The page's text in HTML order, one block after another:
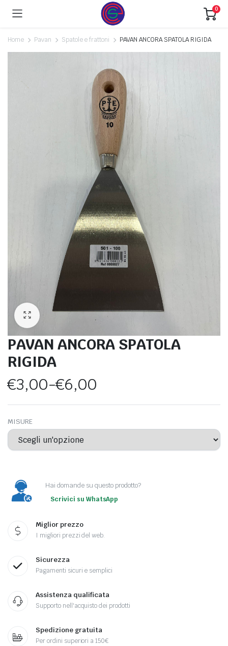
0
Home Pavan Spatole e frattoni PAVAN ANCORA SPATOLA RIGIDA
PAVAN ANCORA SPATOLA
RIGIDA
€3,00-€6,00
Fascia
di
prezzo:
€3,00
a
€6,00
MISURE
Hai domande su questo prodotto?
Scrivici su WhatsApp
Miglior prezzo
I migliori prezzi del web.
Sicurezza
Pagamenti sicuri e semplici
Assistenza qualificata
Supporto nell'acquisto dei prodotti
Spedizione gratuita
Per ordini superiori a 150€